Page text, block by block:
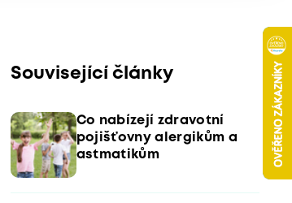
Související články
Co nabízejí zdravotní
pojišťovny alergikům a
astmatikům